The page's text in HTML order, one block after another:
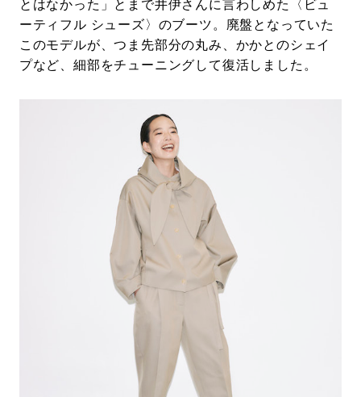
とはなかった」とまで井伊さんに言わしめた〈ビュ
ーティフル シューズ〉のブーツ。廃盤となっていた
このモデルが、つま先部分の丸み、かかとのシェイ
プなど、細部をチューニングして復活しました。